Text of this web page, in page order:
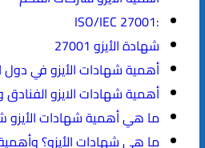
:ISO/IEC 27001
شهادة الأيزو 27001
أهمية شهادات الأيزو في دول
أهمية شهادات الايزو الفنادق
ما هي أهمية شهادات الأيزو
ما هي شهادات الأيزو؟